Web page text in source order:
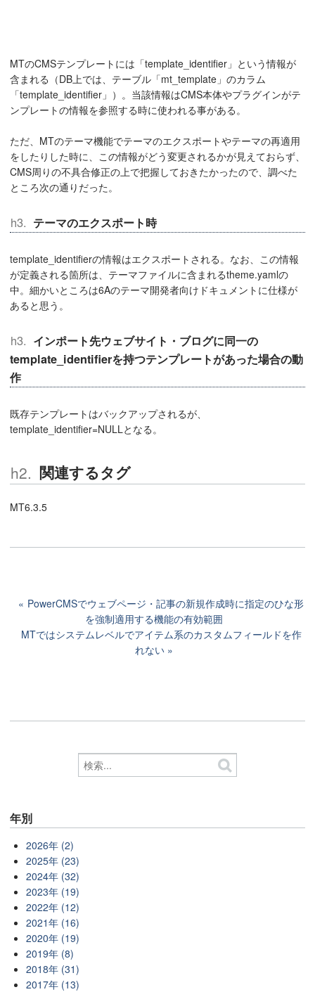
MTのCMSテンプレートには「template_identifier」という情報が
含まれる（DB上では、テーブル「mt_template」のカラム
「template_identifier」）。当該情報はCMS本体やプラグインがテ
ンプレートの情報を参照する時に使われる事がある。
ただ、MTのテーマ機能でテーマのエクスポートやテーマの再適用
をしたりした時に、この情報がどう変更されるかが見えておらず、
CMS周りの不具合修正の上で把握しておきたかったので、調べた
ところ次の通りだった。
テーマのエクスポート時
template_identifierの情報はエクスポートされる。なお、この情報
が定義される箇所は、テーマファイルに含まれるtheme.yamlの
中。細かいところは6Aのテーマ開発者向けドキュメントに仕様が
あると思う。
インポート先ウェブサイト・ブログに同一の
template_identifierを持つテンプレートがあった場合の動
作
既存テンプレートはバックアップされるが、
template_identifier=NULLとなる。
関連するタグ
MT6.3.5
PowerCMSでウェブページ・記事の新規作成時に指定のひな形
を強制適用する機能の有効範囲
MTではシステムレベルでアイテム系のカスタムフィールドを作
れない
年別
2026年 (2)
2025年 (23)
2024年 (32)
2023年 (19)
2022年 (12)
2021年 (16)
2020年 (19)
2019年 (8)
2018年 (31)
2017年 (13)